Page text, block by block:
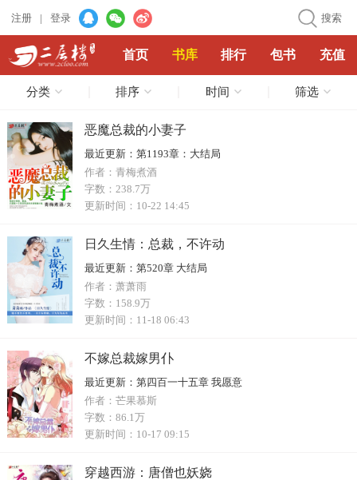
注册 | 登录 搜索
首页 书库 排行 包书 充值
分类 排序 时间 筛选
恶魔总裁的小妻子
最近更新： 第1193章：大结局
作者： 青梅煮酒
字数： 238.7万
更新时间： 10-22 14:45
日久生情：总裁，不许动
最近更新：
第520章 大结局
作者： 萧萧雨
字数： 158.9万
更新时间： 11-18 06:43
不嫁总裁嫁男仆
最近更新： 第四百一十五章 我愿意
作者： 芒果慕斯
字数： 86.1万
更新时间： 10-17 09:15
穿越西游：唐僧也妖娆